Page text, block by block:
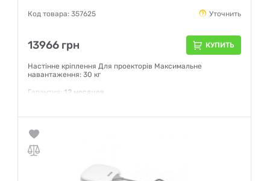
Код товара: 357625 Уточнить
13966 грн КУПИТЬ
Настінне кріплення Для проекторів Максимальне
навантаження: 30 кг
Гарантия: 12 месяцев